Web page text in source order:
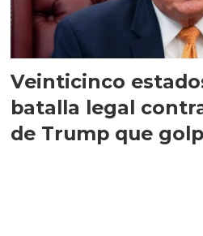
Veinticinco
batalla legal
de Trump que